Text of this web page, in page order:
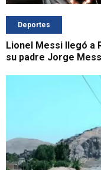
Deportes
Lionel Messi llegó a
su padre Jorge